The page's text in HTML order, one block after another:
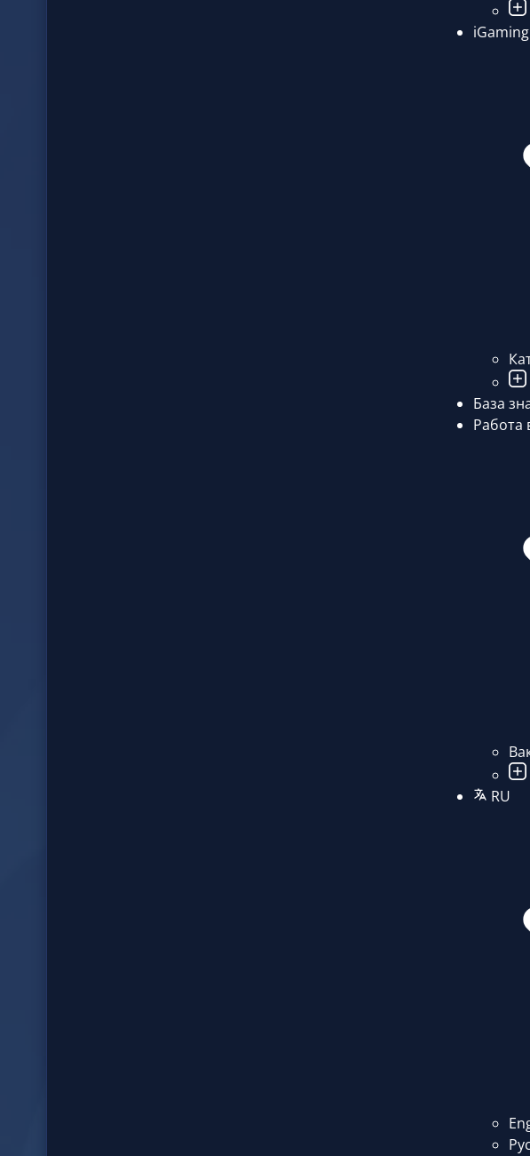
База
Работа
RU